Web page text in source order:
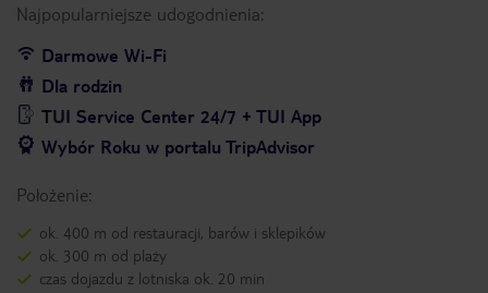
Najpopularniejsze udogodnienia:
Darmowe Wi-Fi
Dla rodzin
TUI Service Center 24/7 + TUI App
Wybór Roku w portalu TripAdvisor
Położenie:
ok. 400 m od restauracji, barów i sklepików
ok. 300 m od plaży
czas dojazdu z lotniska ok. 20 min